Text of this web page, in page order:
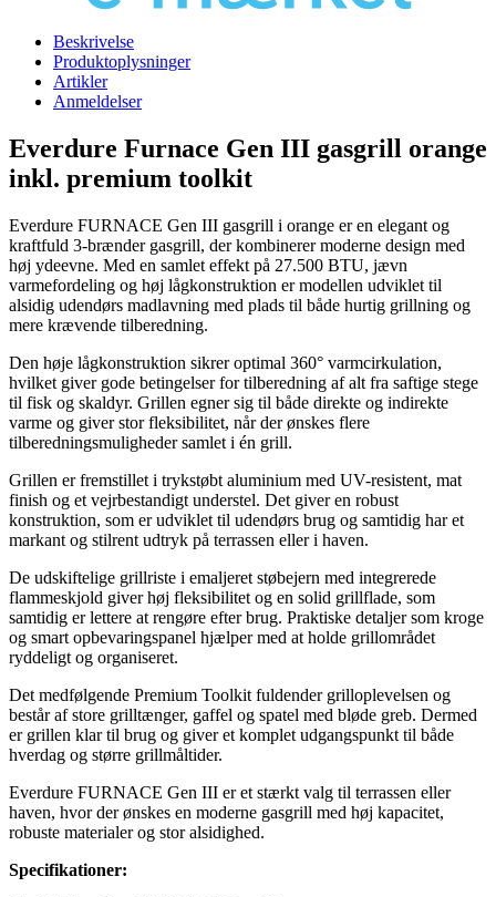
Beskrivelse
Produktoplysninger
Artikler
Anmeldelser
Everdure Furnace Gen III gasgrill orange
inkl. premium toolkit
Everdure FURNACE Gen III gasgrill i orange er en elegant og
kraftfuld 3-brænder gasgrill, der kombinerer moderne design med
høj ydeevne. Med en samlet effekt på 27.500 BTU, jævn
varmefordeling og høj lågkonstruktion er modellen udviklet til
alsidig udendørs madlavning med plads til både hurtig grillning og
mere krævende tilberedning.
Den høje lågkonstruktion sikrer optimal 360° varmcirkulation,
hvilket giver gode betingelser for tilberedning af alt fra saftige stege
til fisk og skaldyr. Grillen egner sig til både direkte og indirekte
varme og giver stor fleksibilitet, når der ønskes flere
tilberedningsmuligheder samlet i én grill.
Grillen er fremstillet i trykstøbt aluminium med UV-resistent, mat
finish og et vejrbestandigt understel. Det giver en robust
konstruktion, som er udviklet til udendørs brug og samtidig har et
markant og stilrent udtryk på terrassen eller i haven.
De udskiftelige grillriste i emaljeret støbejern med integrerede
flammeskjold giver høj fleksibilitet og en solid grillflade, som
samtidig er lettere at rengøre efter brug. Praktiske detaljer som kroge
og smart opbevaringspanel hjælper med at holde grillområdet
ryddeligt og organiseret.
Det medfølgende Premium Toolkit fuldender grilloplevelsen og
består af store grilltænger, gaffel og spatel med bløde greb. Dermed
er grillen klar til brug og giver et komplet udgangspunkt til både
hverdag og større grillmåltider.
Everdure FURNACE Gen III er et stærkt valg til terrassen eller
haven, hvor der ønskes en moderne gasgrill med høj kapacitet,
robuste materialer og stor alsidighed.
Specifikationer: